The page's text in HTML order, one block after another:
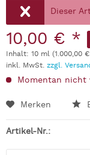
Dieser
10,00 € *
Inhalt: 10 ml (1.000,00
inkl. MwSt. zzgl.
Momentan nicht
Merken
Artikel-Nr.: